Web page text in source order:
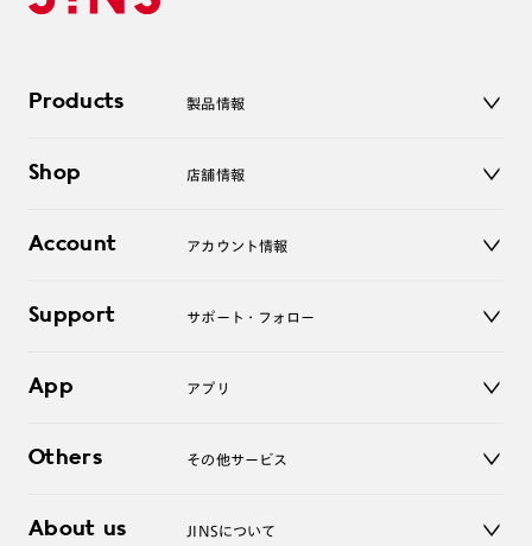
Products 製品情報
サングラス
コンタクトレンズ
アクセサリー
Shop 店舗情報
オンラインショップ
Account アカウント情報
ログアウト
Support サポート・フォロー
よくあるご質問
お問い合わせ
App アプリ
Others その他サービス
レンズ交換
About us JINSについて